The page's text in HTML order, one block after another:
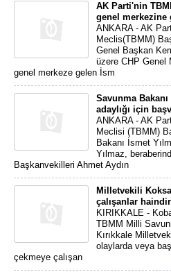
AK Parti'nin
genel merkezine
ANKARA - AK
Meclis(TBMM)
Genel Başkan
üzere CHP Genel
genel merkeze gelen İsm
Savunma Bakanı
adaylığı için
ANKARA - AK
Meclisi (TBMM)
Bakanı İsmet
Yılmaz,
Başkanvekilleri Ahmet Aydın
Milletvekili
çalışanlar haindir
KIRIKKALE -
TBMM Milli
Kırıkkale
olaylarda veya
çekmeye çalışan